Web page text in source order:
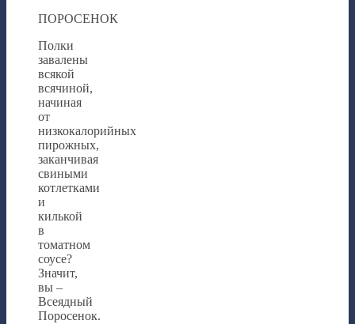
ПОРОСЕНОК
Полки
завалены
всякой
всячиной,
начиная
от
низкокалорийных
пирожных,
заканчивая
свиными
котлетками
и
килькой
в
томатном
соусе?
Значит,
вы –
Всеядный
Поросенок.